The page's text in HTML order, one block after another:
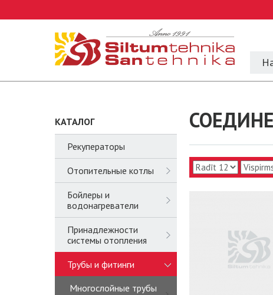
КАТАЛОГ
Рекуператоры
Отопительные котлы
Бойлеры и
водонагреватели
Принадлежности
системы отопления
Трубы и фитинги
Многослойные трубы